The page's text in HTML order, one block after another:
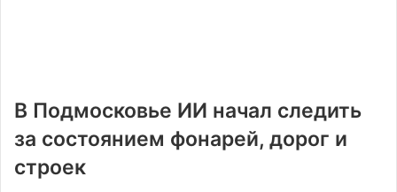
В Подмосковье ИИ начал следить
за состоянием фонарей, дорог и
строек